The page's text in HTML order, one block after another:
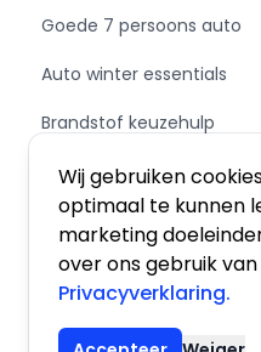
Wij gebruiken
optimaal te kunnen
marketing
over ons gebruik
Privacyverklaring.
Goede 7 persoons auto
Auto winter essentials
Brandstof keuzehulp
Schakel of automaat?